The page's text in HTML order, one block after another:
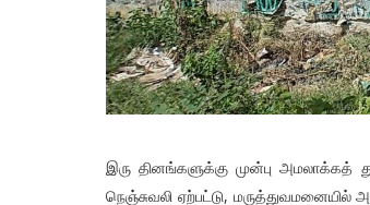
இரு தினங்களுக்கு முன்பு அமலாக்கத்
நெஞ்சுவலி ஏற்பட்டு, மருத்துவமனையில்